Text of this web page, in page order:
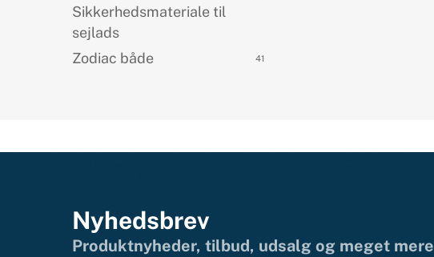
Sikkerhedsmateriale til
sejlads
Zodiac både 41
Nyhedsbrev
Produktnyheder, tilbud, udsalg og meget mere